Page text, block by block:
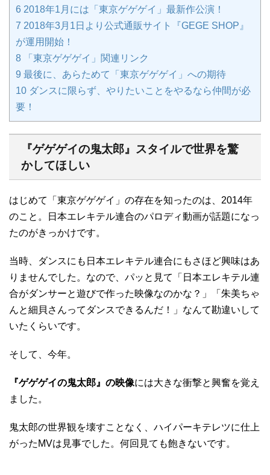
6 2018年1月には「東京ゲゲゲイ」最新作公演！
7 2018年3月1日より公式通販サイト『GEGE SHOP』
が運用開始！
8 「東京ゲゲゲイ」関連リンク
9 最後に、あらためて「東京ゲゲゲイ」への期待
10 ダンスに限らず、やりたいことをやるなら仲間が必
要！
『ゲゲゲイの鬼太郎』スタイルで世界を驚
かしてほしい
はじめて「東京ゲゲゲイ」の存在を知ったのは、2014年
のこと。日本エレキテル連合のパロディ動画が話題になっ
たのがきっかけです。
当時、ダンスにも日本エレキテル連合にもさほど興味はあ
りませんでした。なので、パッと見て「日本エレキテル連
合がダンサーと遊びで作った映像なのかな？」「朱美ちゃ
んと細貝さんってダンスできるんだ！」なんて勘違いして
いたくらいです。
そして、今年。
『ゲゲゲイの鬼太郎』の映像には大きな衝撃と興奮を覚え
ました。
鬼太郎の世界観を壊すことなく、ハイパーキテレツに仕上
がったMVは見事でした。何回見ても飽きないです。